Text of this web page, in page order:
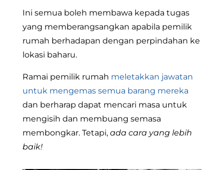
Ini semua boleh membawa kepada tugas
yang memberangsangkan apabila pemilik
rumah berhadapan dengan perpindahan ke
lokasi baharu.
Ramai pemilik rumah meletakkan jawatan
untuk mengemas semua barang mereka
dan berharap dapat mencari masa untuk
mengisih dan membuang semasa
membongkar. Tetapi, ada cara yang lebih
baik!